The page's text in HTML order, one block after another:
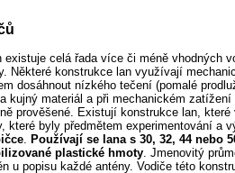
existuje celá řada více či méně
Některé konstrukce lan využívají
dosáhnout nízkého tečení (pomalé
kujný materiál a při mechanickém
prověšené. Existují konstrukce lan,
které byly předmětem experimentování a
. Používají se lana s 30, 32, 44 nebo
plastické hmoty. Jmenovitý
u popisu každé antény. Vodiče této